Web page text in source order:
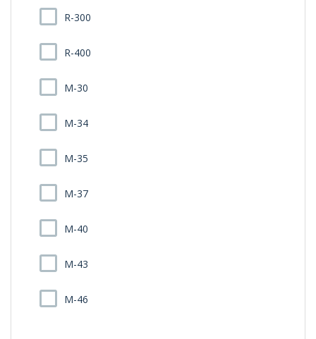
R-300
R-400
M-30
M-34
M-35
M-37
M-40
M-43
M-46